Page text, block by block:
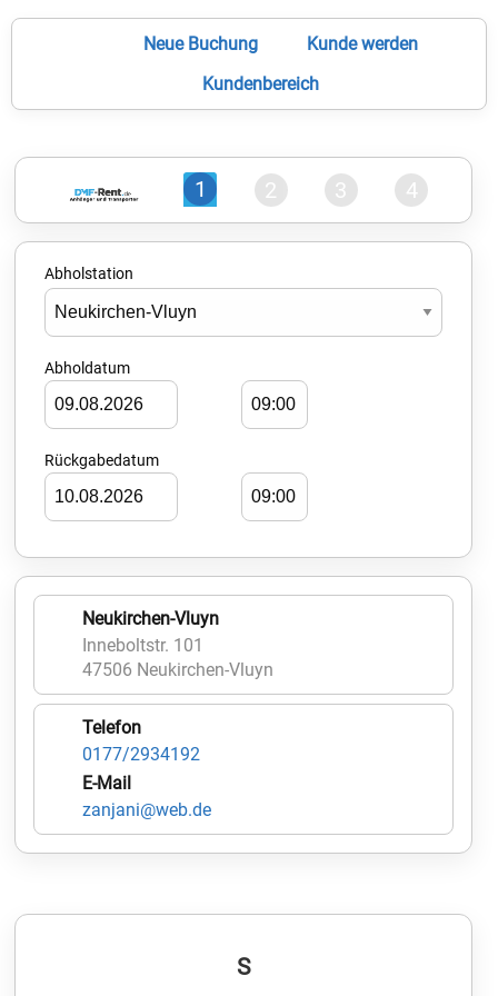
Neue Buchung
Kunde werden
Kundenbereich
1 2 3 4
Abholstation
Abholdatum
Rückgabedatum
Neukirchen-Vluyn
Inneboltstr. 101
47506 Neukirchen-Vluyn
Telefon
0177/2934192
E-Mail
zanjani@web.de
S